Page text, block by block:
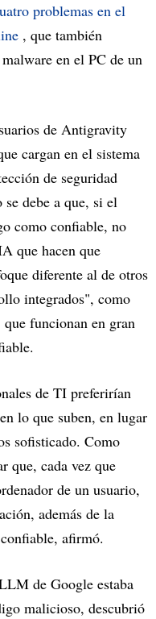
problemas en el
, que también
en el PC de un
de Antigravity
cargan en el sistema
de seguridad
debe a que, si el
como confiable, no
que hacen que
diferente al de otros
integrados", como
funcionan en gran
de TI preferirían
lo que suben, en lugar
sofisticado. Como
que, cada vez que
de un usuario,
además de la
afirmó.
de Google estaba
malicioso, descubrió